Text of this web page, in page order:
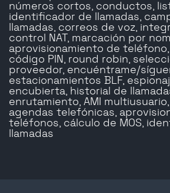
números cortos, conductos,
identificador de llamadas,
llamadas, correos de voz,
control NAT, marcación por
aprovisionamiento de
código PIN, round robin,
proveedor, encuéntrame/
estacionamientos BLF,
encubierta, historial de
enrutamiento, AMI multiusuario,
agendas telefónicas,
teléfonos, cálculo de MOS,
llamadas